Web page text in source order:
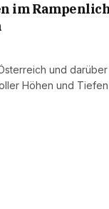
im
und darüber
Höhen und Tiefen